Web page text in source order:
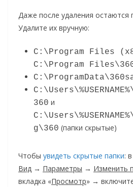
Даже после удаления остаются
Удалите их вручную:
C:\Program Files
C:\Program
360 и
g\360 (папки скрытые)
Чтобы увидеть скрытые папки:
Вид → Параметры → Изменить
вкладка «Просмотр» →